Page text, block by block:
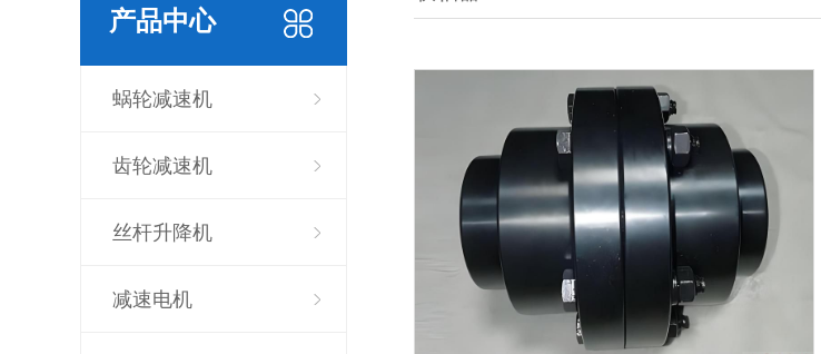
产品中心
蜗轮减速机
齿轮减速机
丝杆升降机
减速电机